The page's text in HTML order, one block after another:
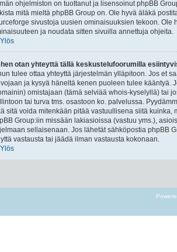
ohjelmiston on tuottanut ja lisensoinut phpBB
mitä mieltä phpBB Group on. Ole hyvä äläkä
sivustoja uusien ominaisuuksien tekoon.
ja noudata sitten sivuilla annettuja ohjeita.
Ylös
otan yhteyttä tällä keskustelufoorumilla
tulee ottaa yhteyttä järjestelmän ylläpitoon. Jos et
ja kysyä häneltä kenen puoleen tulee kääntyä.
omistajaan (tämä selviää whois-kyselyllä) tai
tai turva tms. osastoon ko. palvelussa.
sitä voida mitenkään pitää vastuullisena siitä kuinka,
Group:iin missään lakiasioissa (vastuu yms.),
sellaisenaan. Jos lähetät sähköpostia phpBB
vastausta tai jäädä ilman vastausta kokonaan.
Ylös